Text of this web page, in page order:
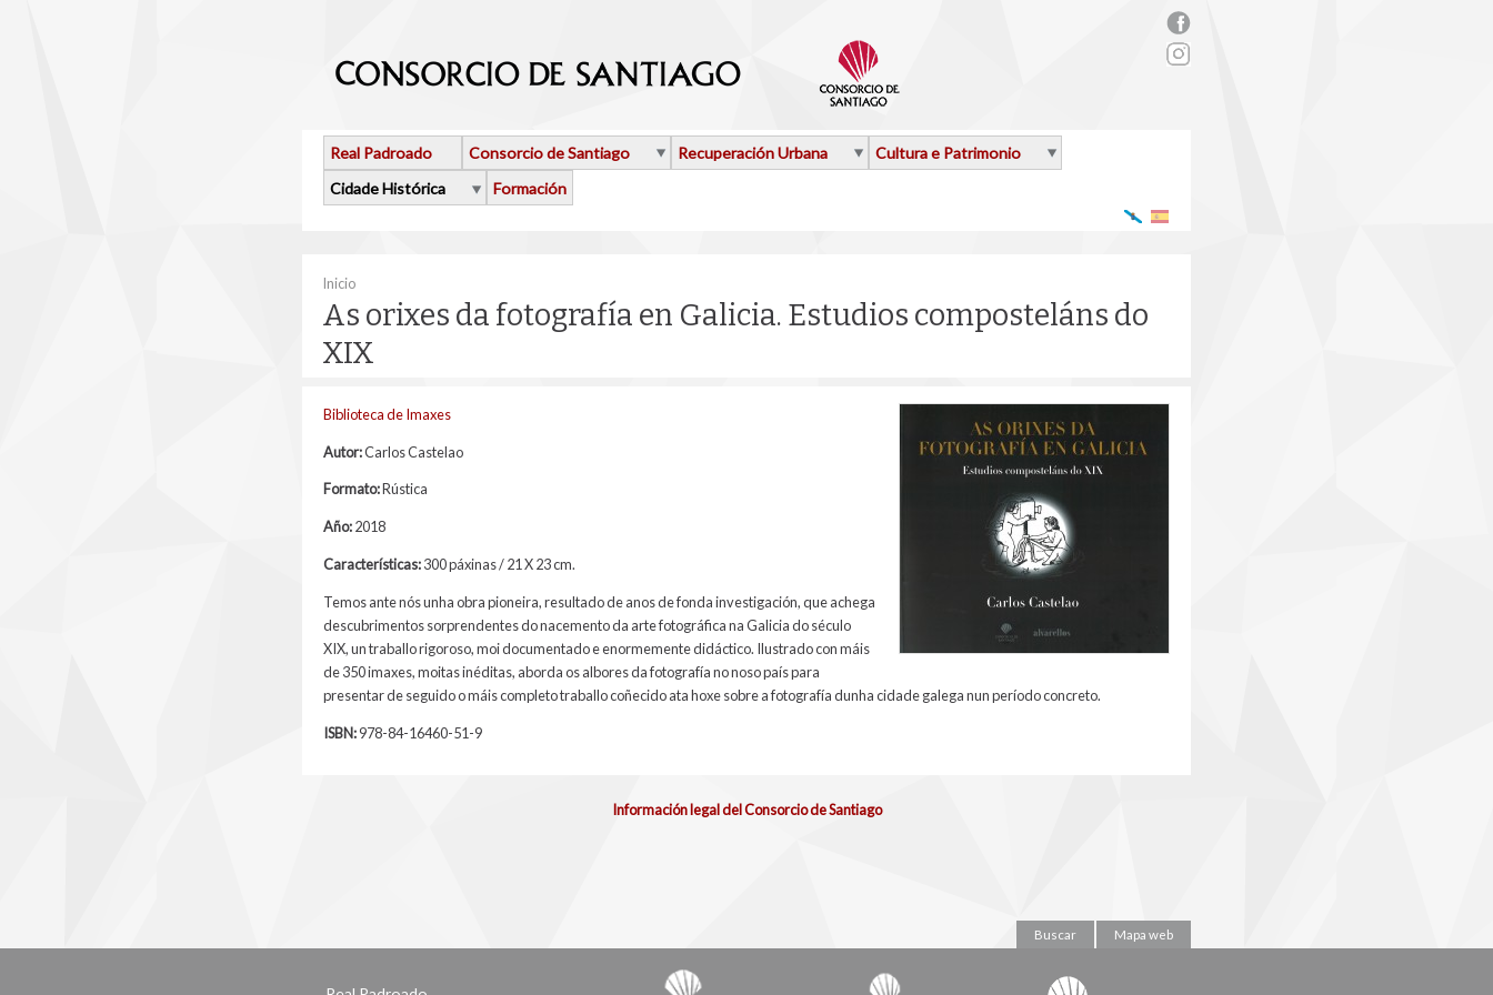
rs_facebook.png
Real Padroado Consorcio de Santiago Recuperación Urbana
Cultura e Patrimonio
Cidade Histórica
Formación
Vostede está aquí
Inicio
As orixes da fotografía en Galicia. Estudios composteláns do
XIX
Biblioteca de Imaxes
Autor:Carlos Castelao
Formato:Rústica
Año:2018
Características:300 páxinas / 21 X 23 cm.
Temos ante nós unha obra pioneira, resultado de anos de fonda investigación, que achega
descubrimentos sorprendentes do nacemento da arte fotográfica na Galicia do século
XIX, un traballo rigoroso, moi documentado e enormemente didáctico. Ilustrado con máis
de 350 imaxes, moitas inéditas, aborda os albores da fotografía no noso país para
presentar de seguido o máis completo traballo coñecido ata hoxe sobre a fotografía dunha cidade galega nun período concreto.
ISBN:978-84-16460-51-9
Información legal del Consorcio de Santiago
Buscar Mapa web